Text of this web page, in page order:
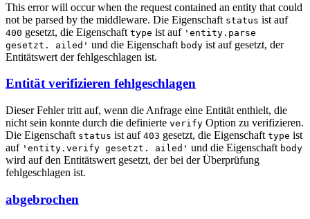
This error will occur when the request contained an entity that could
not be parsed by the middleware. Die Eigenschaft status ist auf
400 gesetzt, die Eigenschaft type ist auf 'entity.parse
gesetzt. ailed' und die Eigenschaft body ist auf gesetzt, der
Entitätswert der fehlgeschlagen ist.
Entität verifizieren fehlgeschlagen
Dieser Fehler tritt auf, wenn die Anfrage eine Entität enthielt, die
nicht sein konnte durch die definierte verify Option zu verifizieren.
Die Eigenschaft status ist auf 403 gesetzt, die Eigenschaft type ist
auf 'entity.verify gesetzt. ailed' und die Eigenschaft body
wird auf den Entitätswert gesetzt, der bei der Überprüfung
fehlgeschlagen ist.
abgebrochen